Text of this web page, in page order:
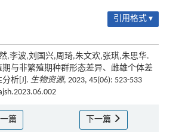
引用格式 ▾
,李波,刘国兴,周琦,朱文欢,张琪,朱思华.
与非繁殖期种群形态差异、雌雄个体差
析[J]. 生物资源, 2023, 45(06): 523-533
一篇 下一篇